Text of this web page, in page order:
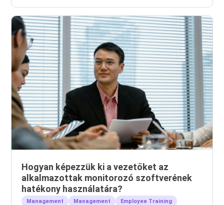
Hogyan képezzük ki a vezetőket az
alkalmazottak monitorozó szoftverének
hatékony használatára?
Management Management
Employee Training